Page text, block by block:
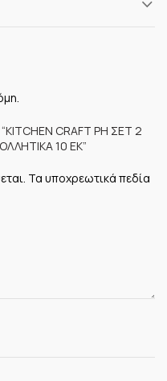
CRAFT PH ΣΕΤ 2
10 ΕΚ”
Τα υποχρεωτικά πεδία